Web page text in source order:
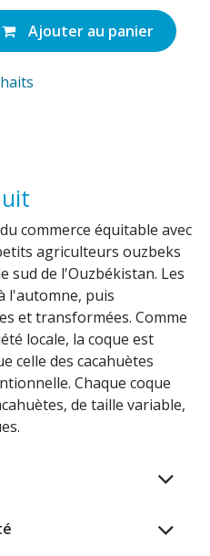
Ajouter au panier
commerce équitable avec
agriculteurs ouzbeks
sud de l'Ouzbékistan. Les
l'automne, puis
et transformées. Comme
locale, la coque est
celle des cacahuètes
Chaque coque
de taille variable,